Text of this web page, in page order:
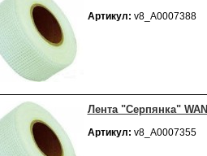
Артикул: v8_А0007388
Лента "Серпянка"
Артикул: v8_А0007355